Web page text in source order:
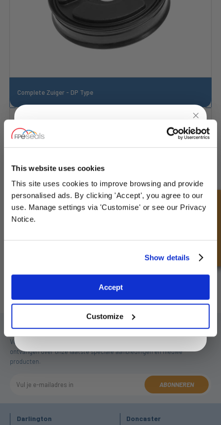
This website uses cookies
This site uses cookies to improve browsing and provide
personalised ads. By clicking 'Accept', you agree to our
use. Manage settings via 'Customise' or see our Privacy
Notice.
Show details
Accept
Customize
Complete Zuiger - DP Type
Complete Zuiger - TDUOP Type
SCHRIJF JE IN VOOR ONZE NIEUWSBRIEF
Vergeet u niet te abonneren op onze nieuwsbrief om informatie te
ontvangen over onze laatste speciale aanbiedingen en nieuwe
producten.
ABONNEREN
Darlington Doncaster
Snel onderzoek
UNLOCK10% OFF
YOURFIRST ORDER
Sign up for special offers and exclusive
deals
privacy policy.